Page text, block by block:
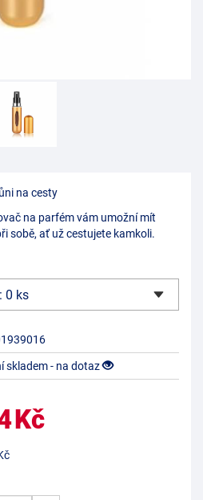
na cesty
na parfém vám umožní mít
sobě, ať už cestujete kamkoli.
skladem - na dotaz
Kč